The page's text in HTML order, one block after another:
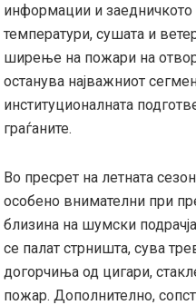
информации и заедничкото
температури, сушата и
ширење на пожари на
останува најважниот
институционалната
граѓаните.
Во пресрет на летната
особено внимателни при
близина на шумски
се палат стрништа, сува
догорчиња од цигари,
пожар. Дополнително,